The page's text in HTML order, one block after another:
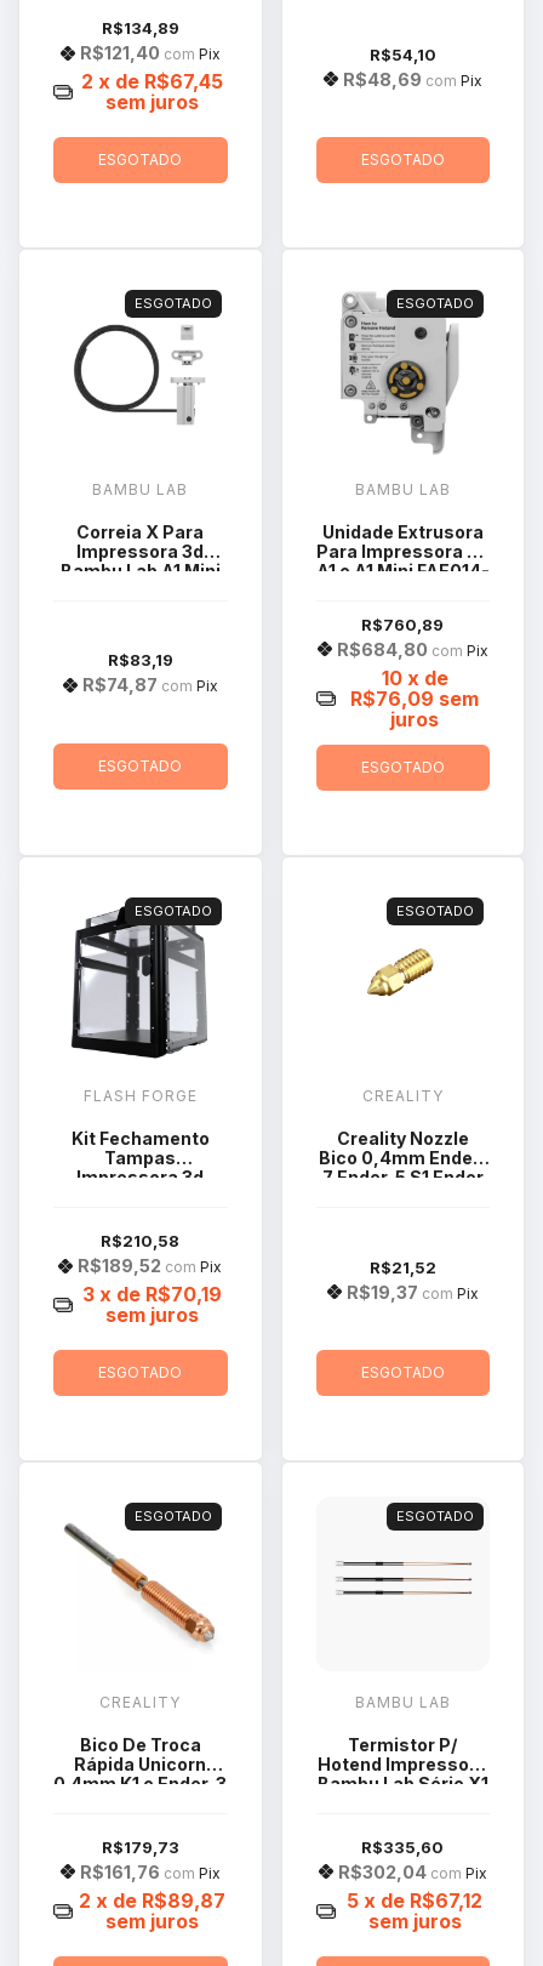
R$134,89
R$121,40 com Pix
2 x de R$67,45
sem juros
ESGOTADO
R$54,10
R$48,69 com Pix
ESGOTADO
ESGOTADO
BAMBU LAB
Correia X Para
Impressora 3d
Bambu Lab A1 Mini
R$83,19
R$74,87 com Pix
ESGOTADO
ESGOTADO
BAMBU LAB
Unidade Extrusora
Para Impressora 3d
A1 e A1 Mini FAE014-
R$760,89
R$684,80 com Pix
10 x de
R$76,09 sem
juros
ESGOTADO
ESGOTADO
FLASH FORGE
Kit Fechamento
Tampas
Impressora 3d
R$210,58
R$189,52 com Pix
3 x de R$70,19
sem juros
ESGOTADO
ESGOTADO
CREALITY
Creality Nozzle
Bico 0,4mm Ender-
7 Ender-5 S1 Ender
R$21,52
R$19,37 com Pix
ESGOTADO
ESGOTADO
CREALITY
Bico De Troca
Rápida Unicorn
0.4mm K1 e Ender-3
R$179,73
R$161,76 com Pix
2 x de R$89,87
sem juros
ESGOTADO
BAMBU LAB
Termistor P/
Hotend Impressora
Bambu Lab Série X1
R$335,60
R$302,04 com Pix
5 x de R$67,12
sem juros